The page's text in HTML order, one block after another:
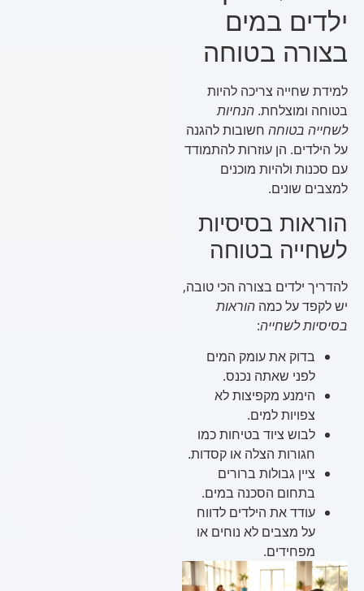
ילדים במים
בצורה בטוחה
למידת שחייה צריכה להיות
בטוחה ומוצלחת.הנחיות
לשחייה בטוחהחשובות להגנה
על הילדים. הן עוזרות להתמודד
עם סכנות ולהיות מוכנים
למצבים שונים.
הוראות בסיסיות
לשחייה בטוחה
להדריך ילדים בצורה הכי טובה,
יש לקפד על כמההוראות
בסיסיות לשחייה:
בדוק את עומק המים
לפני שאתה נכנס.
הימנע מקפיצות לא
צפויות למים.
לבוש ציוד בטיחות כמו
חגורות הצלה או קסדות.
ציין גבולות ברורים
בתחום הסכנה במים.
עודד את הילדים לדווח
על מצבים לא נוחים או
מפחידים.